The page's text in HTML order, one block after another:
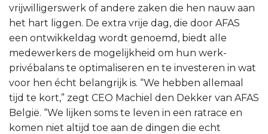
vrijwilligerswerk of andere zaken die hen nauw aan
het hart liggen. De extra vrije dag, die door AFAS
een ontwikkeldag wordt genoemd, biedt alle
medewerkers de mogelijkheid om hun werk-
privébalans te optimaliseren en te investeren in wat
voor hen écht belangrijk is. “We hebben allemaal
tijd te kort,” zegt CEO Machiel den Dekker van AFAS
België. “We lijken soms te leven in een ratrace en
komen niet altijd toe aan de dingen die echt